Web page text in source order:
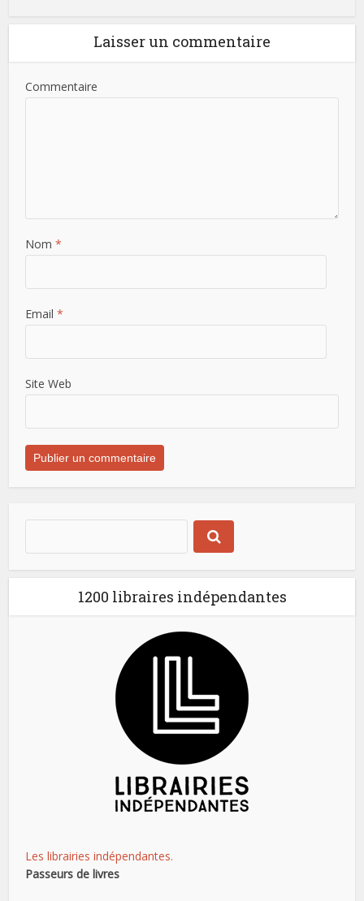
Laisser un commentaire
Commentaire
Nom *
Email *
Site Web
1200 libraires indépendantes
Les librairies indépendantes.
Passeurs de livres